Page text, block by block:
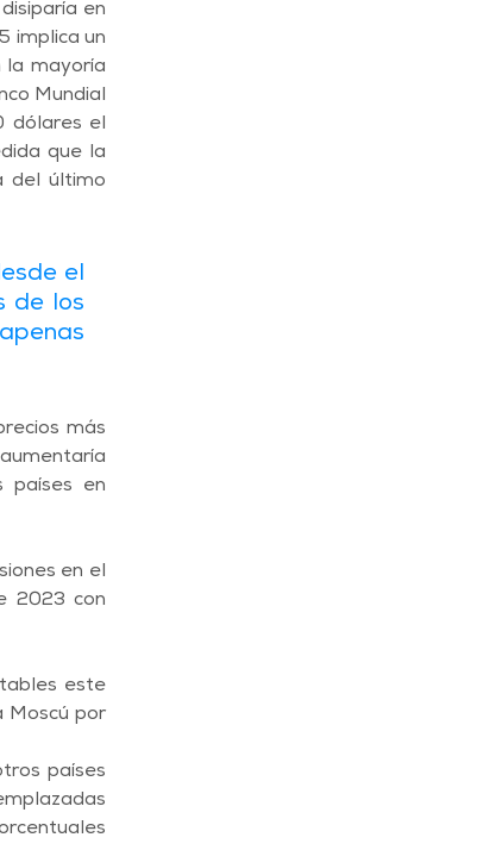
en
implica un
la mayoría
Mundial
dólares el
que la
del último
el
de los
más
países en
en el
2023 con
este
Moscú por
países